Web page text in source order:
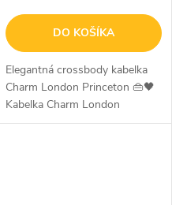
DO KOŠÍKA
Elegantná crossbody kabelka
Charm London Princeton 👜🖤
Kabelka Charm London
Princeton je dokonalým